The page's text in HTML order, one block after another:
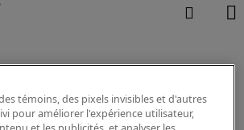
témoins, des pixels invisibles et d'autres
pour améliorer l'expérience utilisateur,